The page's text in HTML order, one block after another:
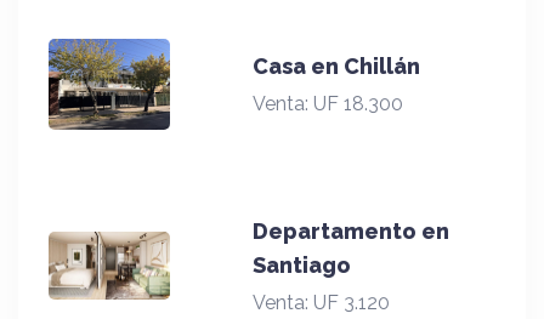
Casa en Chillán
Venta: UF 18.300
Departamento en
Santiago
Venta: UF 3.120